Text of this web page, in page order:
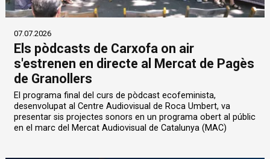
07.07.2026
Els pòdcasts de Carxofa on air
s'estrenen en directe al Mercat de Pagès
de Granollers
El programa final del curs de pòdcast ecofeminista,
desenvolupat al Centre Audiovisual de Roca Umbert, va
presentar sis projectes sonors en un programa obert al públic
en el marc del Mercat Audiovisual de Catalunya (MAC)